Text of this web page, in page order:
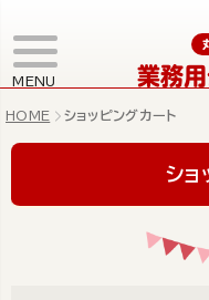
MENU 業務
HOME ショッピングカート
ショ